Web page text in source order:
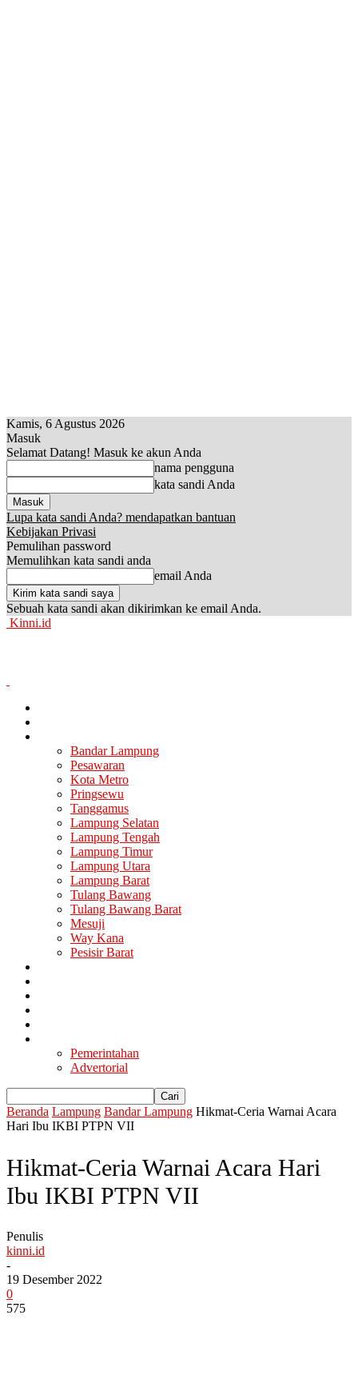
Kamis, 6 Agustus 2026
Masuk
Selamat Datang! Masuk ke akun Anda
nama pengguna
kata sandi Anda
Lupa kata sandi Anda? mendapatkan bantuan
Kebijakan Privasi
Pemulihan password
Memulihkan kata sandi anda
email Anda
Sebuah kata sandi akan dikirimkan ke email Anda.
Kinni.id
Bandar Lampung
Pesawaran
Kota Metro
Pringsewu
Tanggamus
Lampung Selatan
Lampung Tengah
Lampung Timur
Lampung Utara
Lampung Barat
Tulang Bawang
Tulang Bawang Barat
Mesuji
Way Kana
Pesisir Barat
Pemerintahan
Advertorial
Beranda Lampung Bandar Lampung Hikmat-Ceria Warnai Acara
Hari Ibu IKBI PTPN VII
Hikmat-Ceria Warnai Acara Hari
Ibu IKBI PTPN VII
Penulis
kinni.id
-
19 Desember 2022
0
575